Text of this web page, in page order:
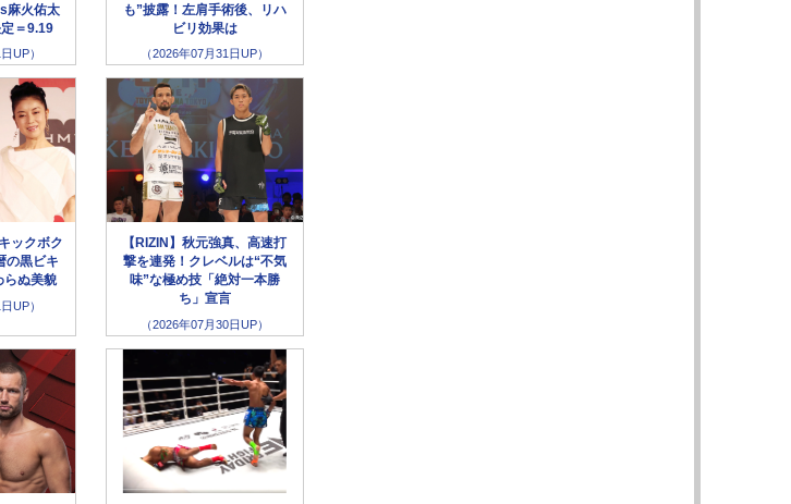
麻火佑太
＝9.19
UP）
も”披露！左肩手術後、リハ
ビリ効果は
（2026年07月31日UP）
ックボク
の黒ビキ
らぬ美貌
UP）
【RIZIN】秋元強真、高速打
撃を連発！クレベルは“不気
味”な極め技「絶対一本勝
ち」宣言
（2026年07月30日UP）